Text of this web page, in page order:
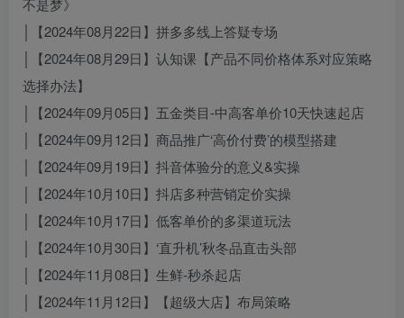
不是梦》
│【2024年08月22日】拼多多线上答疑专场
│【2024年08月29日】认知课【产品不同价格体系对应策略
选择办法】
│【2024年09月05日】五金类目-中高客单价10天快速起店
│【2024年09月12日】商品推广‘高价付费’的模型搭建
│【2024年09月19日】抖音体验分的意义&实操
│【2024年10月10日】抖店多种营销定价实操
│【2024年10月17日】低客单价的多渠道玩法
│【2024年10月30日】‘直升机’秋冬品直击头部
│【2024年11月08日】生鲜-秒杀起店
│【2024年11月12日】【超级大店】布局策略